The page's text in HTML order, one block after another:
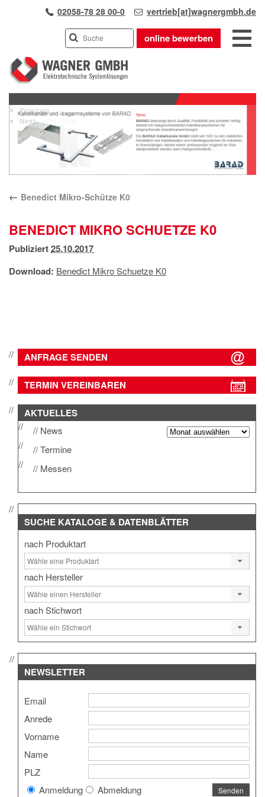
02058-78 28 00-0 vertrieb[at]wagnergmbh.de
online bewerben
INDUSTRIEVERTRETUNG
UNSER TEAM
WIR ÜBER UNS
KARRIERE
PRODUKTE
APPLIKATIONEN
KONTAKT
ANFAHRT
IMPRESSUM
Previous
Next
← Benedict Mikro-Schütze K0
BENEDICT MIKRO SCHUETZE K0
Publiziert25.10.2017
Download: Benedict Mikro Schuetze K0
ANFRAGE SENDEN
TERMIN VEREINBAREN
AKTUELLES
News
Termine
Messen
SUCHE KATALOGE & DATENBLÄTTER
nach Produktart
nach Hersteller
nach Stichwort
NEWSLETTER
Email
Anrede
Vorname
Name
PLZ
Anmeldung
Abmeldung